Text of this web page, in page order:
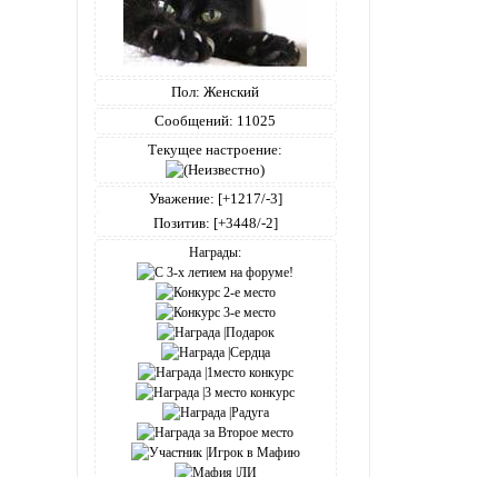
Пол: Женский
Сообщений: 11025
Текущее настроение:
Уважение: [+1217/-3]
Позитив: [+3448/-2]
Награды: